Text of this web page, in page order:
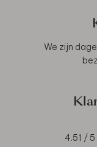
We zijn
4.51 / 5